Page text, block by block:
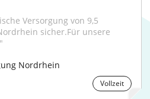
Versorgung von 9,5
sicher.Für unsere
Nordrhein
Vollzeit